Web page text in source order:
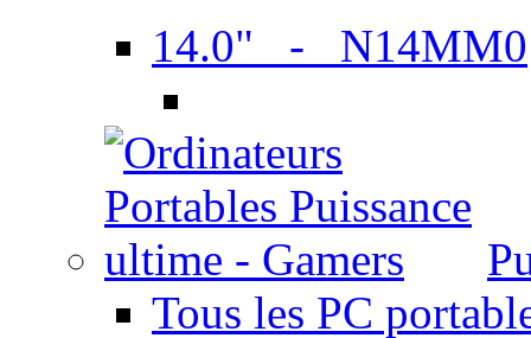
14.0" - N14MM0
Tous les PC